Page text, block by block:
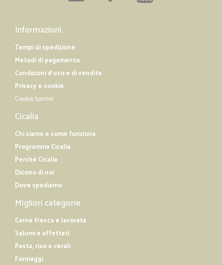
Informazioni
Tempi di spedizione
Metodi di pagamento
Condizioni d'uso e di vendita
Privacy e cookie
Cookie banner
Cicalia
Chi siamo e come funziona
Programma Cicalia
Perché Cicalia
Dicono di noi
Dove spediamo
Migliori categorie
Carne fresca e lavorata
Salumi e affettati
Pasta, riso e cerali
Formaggi